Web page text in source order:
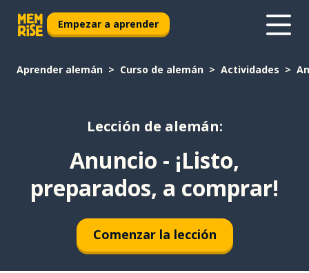
Empezar a aprender
Aprender alemán Curso de alemán Actividades
Lección de alemán:
Anuncio - ¡Listo,
preparados, a comprar!
Comenzar la lección